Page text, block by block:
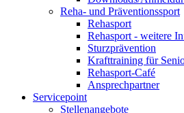
Reha- und Präventionssport
Rehasport
Rehasport - weitere
Sturzprävention
Krafttraining für
Rehasport-Café
Ansprechpartner
Servicepoint
Stellenangebote